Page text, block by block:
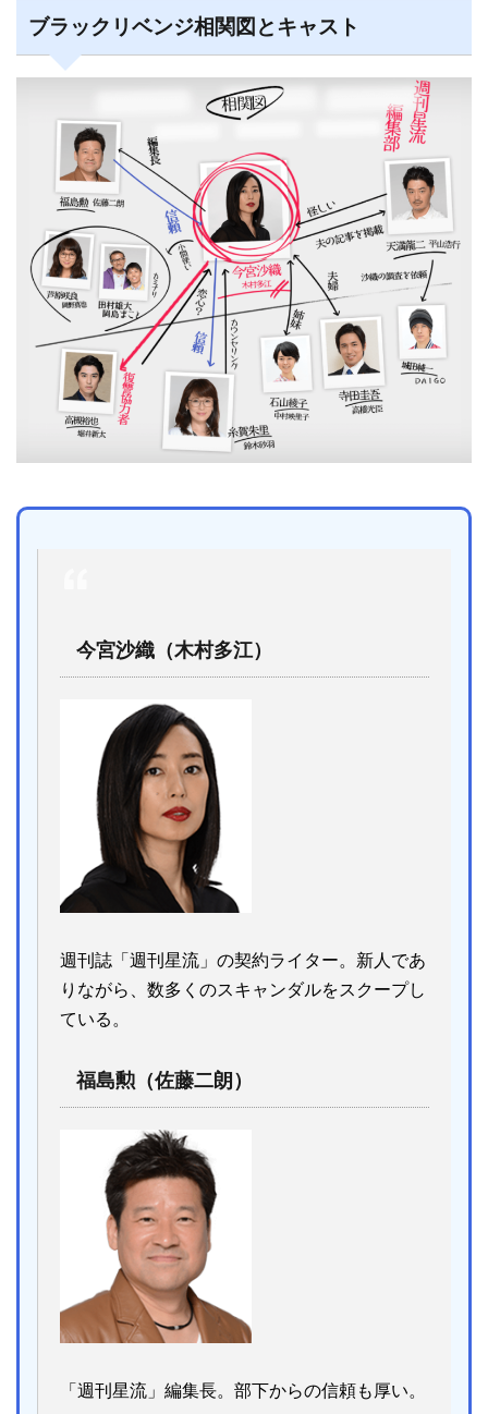
ブラックリベンジ相関図とキャスト
今宮沙織（木村多江）
週刊誌「週刊星流」の契約ライター。新人であ
りながら、数多くのスキャンダルをスクープし
ている。
福島勲（佐藤二朗）
「週刊星流」編集長。部下からの信頼も厚い。